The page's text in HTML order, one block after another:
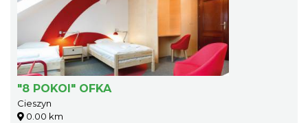
"8 POKOI" OFKA
Cieszyn
0.00 km